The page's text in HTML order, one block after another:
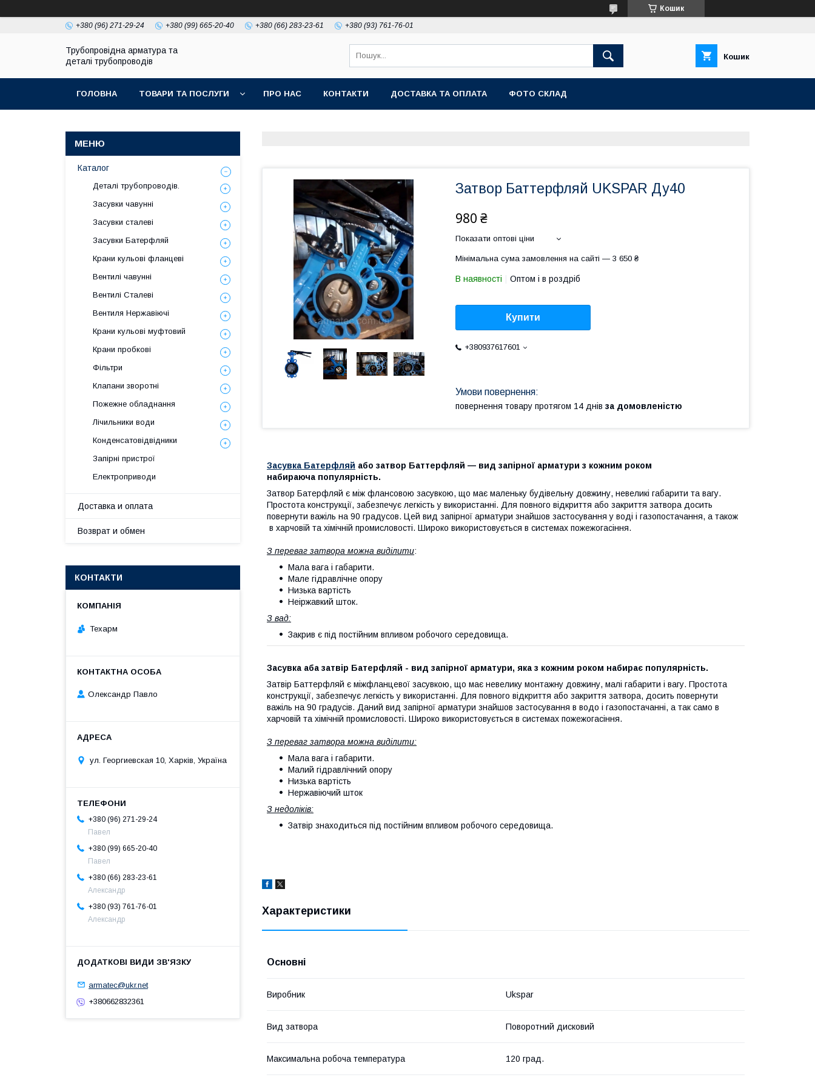
Кошик
+380 (96) 271-29-24 +380 (99) 665-20-40 +380 (66) 283-23-61 +380 (93) 761-76-01
Трубопровідна арматура та
деталі трубопроводів
Кошик
ГОЛОВНА ТОВАРИ ТА ПОСЛУГИ ПРО НАС КОНТАКТИ ДОСТАВКА ТА ОПЛАТА ФОТО СКЛАД
Затвор Баттерфляй UKSPAR Ду40
980 ₴
Показати оптові ціни
Мінімальна сума замовлення на сайті — 3 650 ₴
В наявності Оптом і в роздріб
Купити
+380937617601
повернення товару протягом 14 днів за домовленістю
Засувка Батерфляй або затвор Баттерфляй — вид запірної арматури з кожним роком
набираюча популярність.
Затвор Батерфляй є між флансовою засувкою, що має маленьку будівельну довжину, невеликі габарити та вагу.
Простота конструкції, забезпечує легкість у використанні. Для повного відкриття або закриття затвора досить
повернути важіль на 90 градусов. Цей вид запірної арматури знайшов застосування у воді і газопостачання, а також
в харчовій та хімічній промисловості. Широко використовується в системах пожежогасіння.
З переваг затвора можна виділити:
Мала вага і габарити.
Мале гідравлічне опору
Низька вартість
Неіржавкий шток.
З вад:
Закрив є під постійним впливом робочого середовища.
Засувка аба затвір Батерфляй - вид запірної арматури, яка з кожним роком набирає популярність.
Затвір Баттерфляй є міжфланцевої засувкою, що має невелику монтажну довжину, малі габарити і вагу. Простота
конструкції, забезпечує легкість у використанні. Для повного відкриття або закриття затвора, досить повернути
важіль на 90 градусів. Даний вид запірної арматури знайшов застосування в водо і газопостачанні, а так само в
харчовій та хімічній промисловості. Широко використовується в системах пожежогасіння.
З переваг затвора можна виділити:
Мала вага і габарити.
Малий гідравлічний опору
Низька вартість
Нержавіючий шток
З недоліків:
Затвір знаходиться під постійним впливом робочого середовища.
Характеристики
Основні
Виробник Ukspar
Вид затвора Поворотний дисковий
Максимальна робоча температура 120 град.
Каталог
Деталі трубопроводів.
Засувки чавунні
Засувки сталеві
Засувки Батерфляй
Крани кульові фланцеві
Вентилі чавунні
Вентилі Сталеві
Вентиля Нержавіючі
Крани кульові муфтовий
Крани пробкові
Фільтри
Клапани зворотні
Пожежне обладнання
Лічильники води
Конденсатовідвідники
Запірні пристрої
Електроприводи
Доставка и оплата
Возврат и обмен
КОНТАКТИ
Техарм
Олександр Павло
ул. Георгиевская 10, Харків, Україна
+380 (96) 271-29-24
Павел
+380 (99) 665-20-40
Павел
+380 (66) 283-23-61
Александр
+380 (93) 761-76-01
Александр
armatec@ukr.net
+380662832361